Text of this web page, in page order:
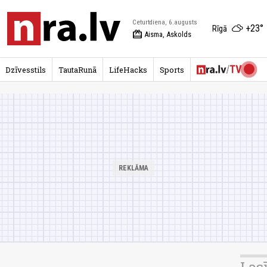
Ceturtdiena, 6.augusts
redeem Aisma, Askolds
Rīgā +23°
Dzīvesstils TautaRunā LifeHacks Sports